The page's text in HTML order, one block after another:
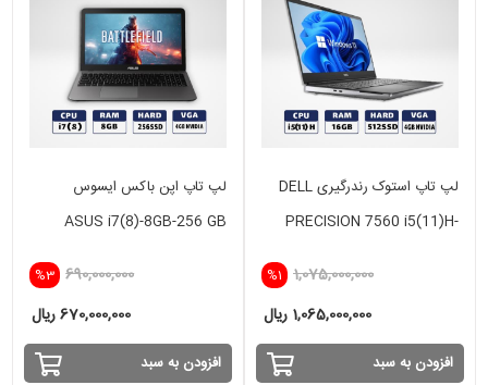
لپ تاپ استوک رندرگیری DELL
PRECISION 7560 i5(11)H-
%1 1,075,000,000
1,065,000,000 ریال
افزودن به سبد
لپ تاپ اپن باکس ایسوس
ASUS i7(8)-8GB-256 GB
%3 690,000,000
670,000,000 ریال
افزودن به سبد